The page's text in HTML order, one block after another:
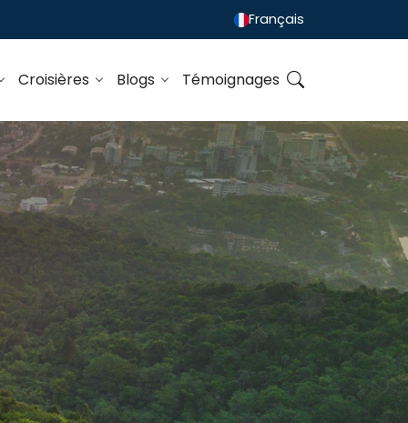
Français
Croisières Blogs Témoignages